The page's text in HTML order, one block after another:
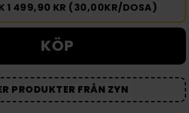
1 499,90 KR (30,00KR/DOSA)
KÖP
PRODUKTER FRÅN ZYN